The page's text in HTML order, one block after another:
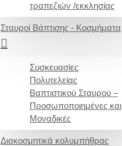
τραπεζιών /εκκλησίας
Σταυροί Βάπτισης - Κοσμήματα
Συσκευασίες
Πολυτελείας
Βαπτιστικού Σταυρού –
Προσωποποιημένες και
Μοναδικές
Διακοσμητικά κολυμπήθρας